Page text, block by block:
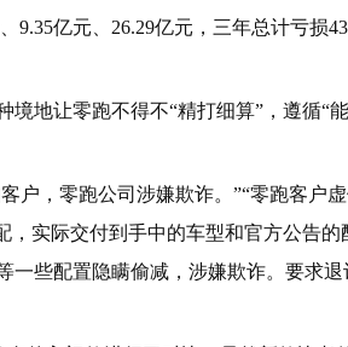
9.35亿元、26.29亿元，三年总计亏损
地让零跑不得不“精打细算”，遵循“
户，零跑公司涉嫌欺诈。”“零跑客户
，实际交付到手中的车型和官方公告的
一些配置隐瞒偷减，涉嫌欺诈。要求退